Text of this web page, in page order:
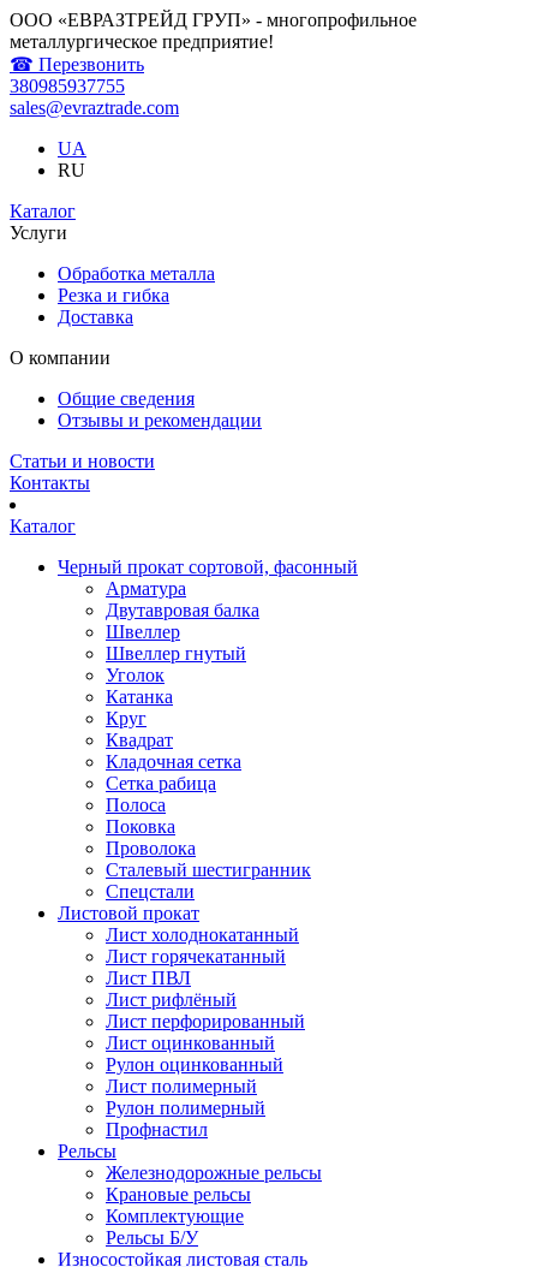
ООО «ЕВРАЗТРЕЙД ГРУП» - многопрофильное
металлургическое предприятие!
☎ Перезвонить
380985937755
sales@evraztrade.com
UA
RU
Каталог
Услуги
Обработка металла
Резка и гибка
Доставка
О компании
Общие сведения
Отзывы и рекомендации
Статьи и новости
Контакты
Каталог
Черный прокат сортовой, фасонный
Арматура
Двутавровая балка
Швеллер
Швеллер гнутый
Уголок
Катанка
Круг
Квадрат
Кладочная сетка
Сетка рабица
Полоса
Поковка
Проволока
Сталевый шестигранник
Спецстали
Листовой прокат
Лист холоднокатанный
Лист горячекатанный
Лист ПВЛ
Лист рифлёный
Лист перфорированный
Лист оцинкованный
Рулон оцинкованный
Лист полимерный
Рулон полимерный
Профнастил
Рельсы
Железнодорожные рельсы
Крановые рельсы
Комплектующие
Рельсы Б/У
Износостойкая листовая сталь